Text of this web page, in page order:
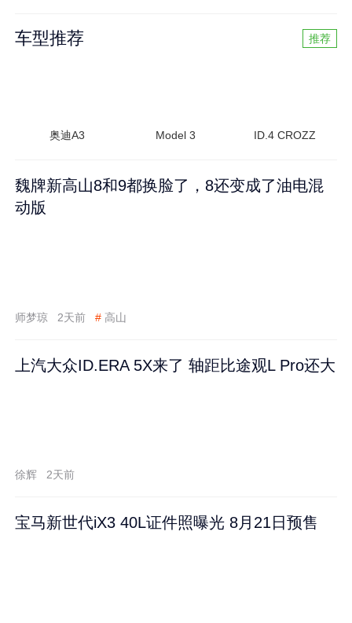
车型推荐 推荐
奥迪A3 Model 3 ID.4 CROZZ
魏牌新高山8和9都换脸了，8还变成了油电混
动版
师梦琼 2天前 # 高山
上汽大众ID.ERA 5X来了 轴距比途观L Pro还大
徐辉 2天前
宝马新世代iX3 40L证件照曝光 8月21日预售